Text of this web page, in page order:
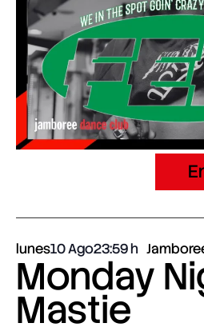
lunes10 Ago23:59
Monday
Mastie